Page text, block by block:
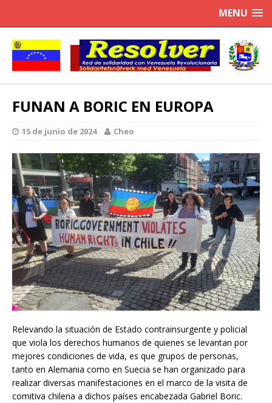
MENU
FUNAN A BORIC EN EUROPA
15 de junio de 2024 Cheo
Relevando la situación de Estado contrainsurgente y policial
que viola los derechos humanos de quienes se levantan por
mejores condiciones de vida, es que grupos de personas,
tanto en Alemania como en Suecia se han organizado para
realizar diversas manifestaciones en el marco de la visita de
comitiva chilena a dichos países encabezada Gabriel Boric.